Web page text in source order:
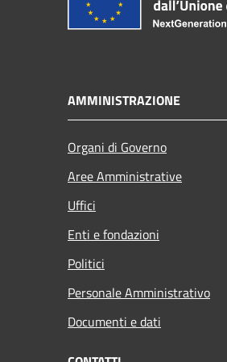
AMMINISTRAZIONE
Organi di Governo
Aree Amministrative
Uffici
Enti e fondazioni
Politici
Personale Amministrativo
Documenti e dati